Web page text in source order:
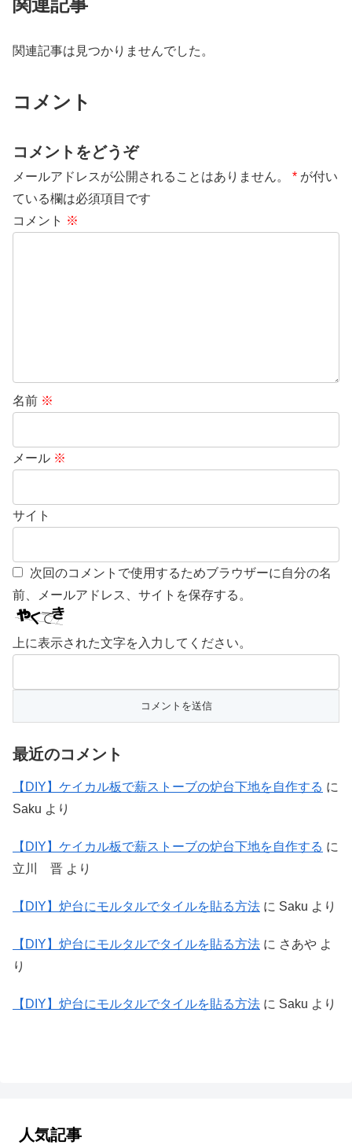
関連記事は見つかりませんでした。
コメント
コメントをどうぞ
メールアドレスが公開されることはありません。 * が付い
ている欄は必須項目です
コメント ※
名前 ※
メール ※
サイト
次回のコメントで使用するためブラウザーに自分の名
前、メールアドレス、サイトを保存する。
上に表示された文字を入力してください。
最近のコメント
【DIY】ケイカル板で薪ストーブの炉台下地を自作する に
Saku より
【DIY】ケイカル板で薪ストーブの炉台下地を自作する に
立川 晋 より
【DIY】炉台にモルタルでタイルを貼る方法 に Saku より
【DIY】炉台にモルタルでタイルを貼る方法 に さあや よ
り
【DIY】炉台にモルタルでタイルを貼る方法 に Saku より
人気記事